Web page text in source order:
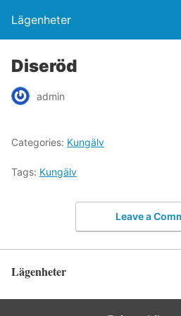
Lägenheter
Diseröd
admin
Categories: Kungälv
Tags: Kungälv
Leave a
Lägenheter